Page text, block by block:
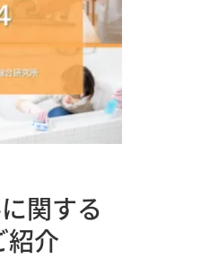
関する
紹介